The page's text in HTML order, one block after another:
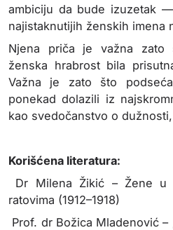
ambiciju da bude izuzetak
najistaknutijih ženskih imena
Njena priča je važna zato
ženska hrabrost bila
Važna je zato što
ponekad dolazili iz
kao svedočanstvo o
Korišćena literatura:
Dr Milena Žikić – Žene u
ratovima (1912–1918)
Prof. dr Božica Mladenović –